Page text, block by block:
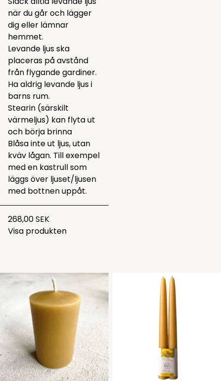
när du går och lägger
dig eller lämnar
hemmet.
Levande ljus ska
placeras på avstånd
från flygande gardiner.
Ha aldrig levande ljus i
barns rum.
Stearin (särskilt
värmeljus) kan flyta ut
och börja brinna
Blåsa inte ut ljus, utan
kväv lågan. Till exempel
med en kastrull som
läggs över ljuset/ljusen
med bottnen uppåt.
268,00 SEK
Visa produkten